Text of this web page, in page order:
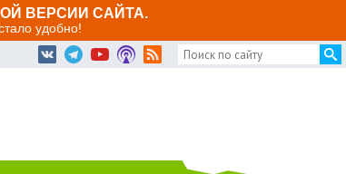
ВЕРСИИ САЙТА.
удобно!